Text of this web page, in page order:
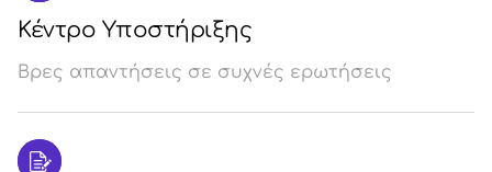
Κέντρο Υποστήριξης
Βρες απαντήσεις σε συχνές ερωτήσεις